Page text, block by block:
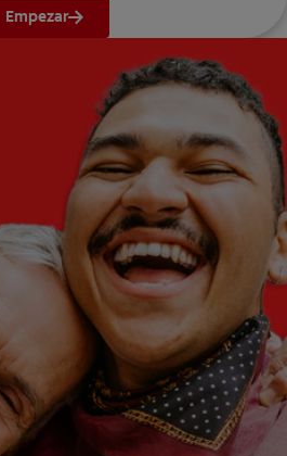
Empezar